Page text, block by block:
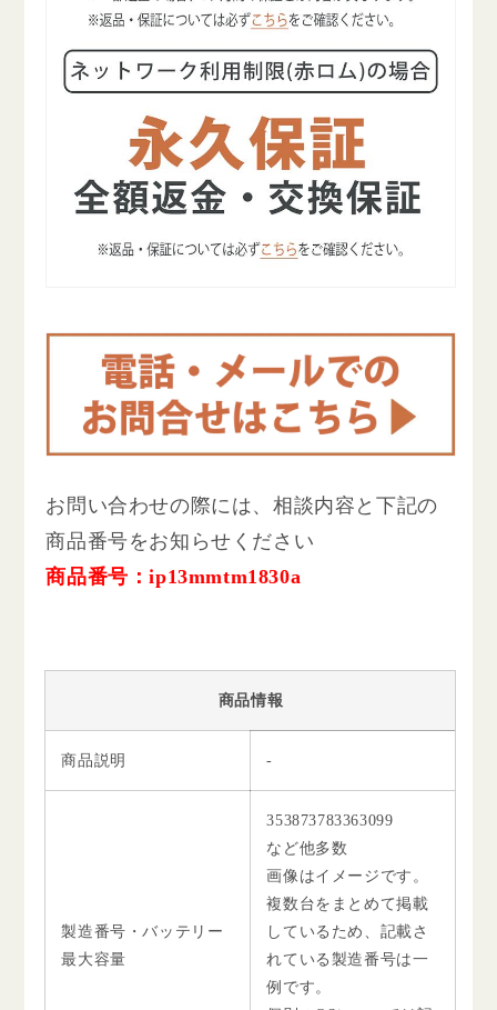
お問い合わせの際には、相談内容と下記の
商品番号をお知らせください
商品番号：ip13mmtm1830a
商品情報
商品説明 -
製造番号・バッテリー
最大容量
353873783363099
など他多数
画像はイメージです。
複数台をまとめて掲載
しているため、記載さ
れている製造番号は一
例です。